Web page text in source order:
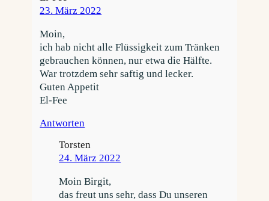
23. März 2022
Moin,
ich hab nicht alle Flüssigkeit zum Tränken
gebrauchen können, nur etwa die Hälfte.
War trotzdem sehr saftig und lecker.
Guten Appetit
El-Fee
Antworten
Torsten
24. März 2022
Moin Birgit,
das freut uns sehr, dass Du unseren